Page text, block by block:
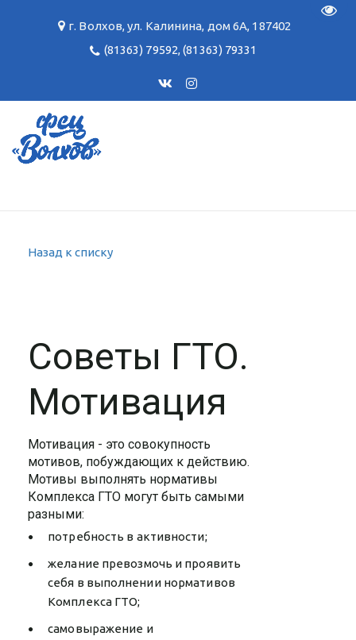
г. Волхов,ул. Калинина, дом 6А, 187402
(81363) 79592,(81363) 79331
Назад к списку
Советы ГТО.
Мотивация
Мотивация - это совокупность
мотивов, побуждающих к действию.
Мотивы выполнять нормативы
Комплекса ГТО могут быть самыми
разными:
потребность в активности;
желание превозмочь и проявить
себя в выполнении нормативов
Комплекса ГТО;
самовыражение и